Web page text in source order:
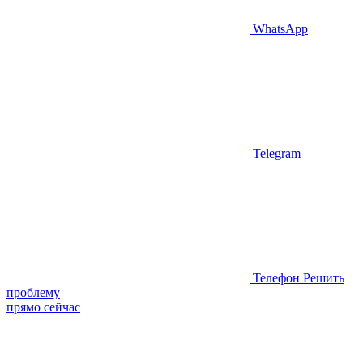
WhatsApp
Telegram
Телефон Решить
проблему
прямо сейчас